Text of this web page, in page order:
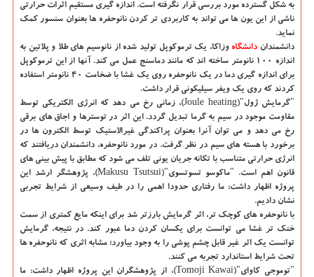
به شکل گسترده مورد بررسی قرار نگرفته است. اندازه گیری مستقیم اثرات حرارتی
ناشی از این یون ها می تواند به کاربردی تر کردن نانوحفره ها بعنوان سنسور کمک
نماید.
دانشمندان دانشگاه‌ وزاکا، یک ترموکوپل تولید شده از نانوسیم های طلا و پلاتین به
اندازه ۱۰۰ نانومتر ساخته اند که مانند دماسنج عمل می کند. آنها از این ترموکوپل
برای اندازه گیری دما در یک نانوحفره روی یک غشا با ضخامت ۴۰ نانومتر استفاده
کردند که روی یک ویفر سیلیکونی قرار داشت.
"گرمایش ژول"(Joule heating)، زمانی رخ می دهد که انرژی الکتریکی توسط
مقاومت موجود در سیم به گرما تبدیل گردد. این اثر در توسترها و اجاق های برقی
رخ می دهد و می توان آنرا بعنوان پراکندگی غیرالاستیک توسط الکترون ها در
برخورد با هسته های سیم در نظر گرفت. در مورد نانوحفره، دانشمندان دریافتند که
انرژی حرارتی متناسب با تکانه جریان یونی تلف می شود که مطابق با پیش بینی های
قانون اهم است. "ماکوسو تسوتسوی"(Makusu Tsutsui)، پژوهشگر ارشد این
پروژه اظهار داشت: ما رفتاری حدودا اهمی را در طیف وسیعی از شرایط تجربی
نشان دادیم.
با نانوحفره های کوچک تر، اثر گرمایش بارزتر شد برای اینکه مایع کمتری از سمت
خنک تر غشا می توانست برای یکسان کردن دما عبور کند. در نتیجه، گرمایش
توانست یک اثر غیر قابل چشم پوشی را به وجود بیاورد؛ مشابه اثری که نانوحفره ها
تحت شرایط استاندارد تجربه می کنند.
"توموجی کاوای"(Tomoji Kawai)، از پژوهشگران این پروژه اظهار داشت: ما